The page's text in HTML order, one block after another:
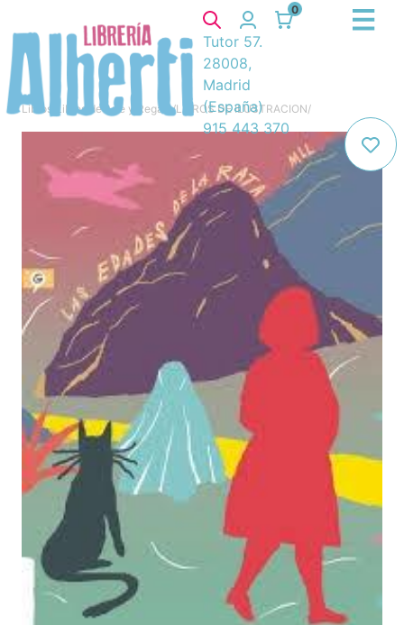
0
Tutor 57.
28008,
Madrid
(España)
915 443 370
Libros Libros de Arte y Regalo/LIBROS DE ILUSTRACION/